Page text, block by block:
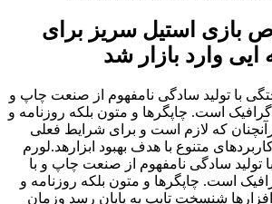
استیل سریز برای
وارد بازار شد
با تولید سادگی نامفهوم از صنعت چاپ و
گرافیک است. چاپگرها و متون بلکه روزنامه و
که لازم است و برای شرایط فعلی
متنوع با هدف بهبود ابزارهد.لورم
تولید سادگی نامفهوم از صنعت چاپ و با
است. چاپگرها و متون بلکه روزنامه و
افزارها شنسخت تایپ به پایان رسد وزمان